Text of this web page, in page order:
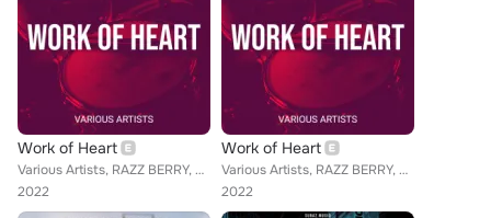
Work of Heart
Various Artists, RAZZ BERRY, DILIGENT CITYBOSS, SWABO DUNWELL, HORATIO HUMBLE, ENZYME, DILIGENT, TIPSY G, LADY PLUS PLUS, KNOCK ...
2022
Work of Heart
Various Artists, RAZZ BERRY, DILIGENT CITYBOSS, SWABO DUNWELL, HORATIO HUMBLE, ENZYME, DILIGENT, TIPSY G, LADY PLUS PLUS, KNOCK ...
2022